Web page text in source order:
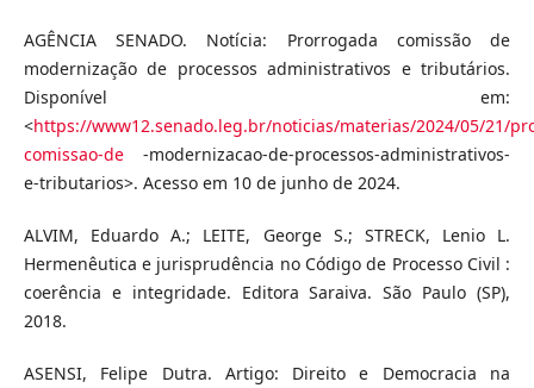
AGÊNCIA SENADO. Notícia: Prorrogada comissão de
modernização de processos administrativos e tributários.
Disponível em:
<https://www12.senado.leg.br/noticias/materias/2024/05/21/
comissao-de-modernizacao-de-processos-administrativos-
e-tributarios>. Acesso em 10 de junho de 2024.
ALVIM, Eduardo A.; LEITE, George S.; STRECK, Lenio L.
Hermenêutica e jurisprudência no Código de Processo Civil :
coerência e integridade. Editora Saraiva. São Paulo (SP),
2018.
ASENSI, Felipe Dutra. Artigo: Direito e Democracia na